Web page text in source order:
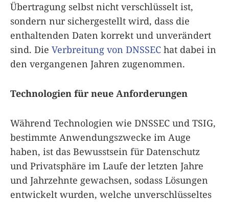
Übertragung selbst nicht verschlüsselt ist,
sondern nur sichergestellt wird, dass die
enthaltenden Daten korrekt und unverändert
sind. Die Verbreitung von DNSSEC hat dabei in
den vergangenen Jahren zugenommen.
Technologien für neue Anforderungen
Während Technologien wie DNSSEC und TSIG,
bestimmte Anwendungszwecke im Auge
haben, ist das Bewusstsein für Datenschutz
und Privatsphäre im Laufe der letzten Jahre
und Jahrzehnte gewachsen, sodass Lösungen
entwickelt wurden, welche unverschlüsseltes